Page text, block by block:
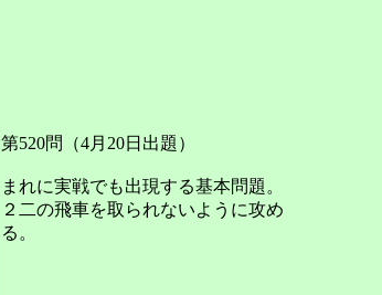
第520問（4月20日出題）
まれに実戦でも出現する基本問題。
２二の飛車を取られないように攻め
る。